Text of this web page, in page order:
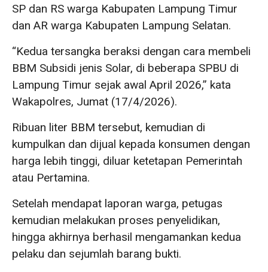
SP dan RS warga Kabupaten Lampung Timur
dan AR warga Kabupaten Lampung Selatan.
“Kedua tersangka beraksi dengan cara membeli
BBM Subsidi jenis Solar, di beberapa SPBU di
Lampung Timur sejak awal April 2026,” kata
Wakapolres, Jumat (17/4/2026).
Ribuan liter BBM tersebut, kemudian di
kumpulkan dan dijual kepada konsumen dengan
harga lebih tinggi, diluar ketetapan Pemerintah
atau Pertamina.
Setelah mendapat laporan warga, petugas
kemudian melakukan proses penyelidikan,
hingga akhirnya berhasil mengamankan kedua
pelaku dan sejumlah barang bukti.